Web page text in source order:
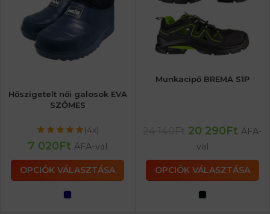
Hőszigetelt női galosok EVA
SZŐMES
(4x)
7 020Ft ÁFA-val
OPCIÓK VÁLASZTÁSA
Munkacipő BREMA S1P
20 290Ft ÁFA-
val
OPCIÓK VÁLASZTÁSA